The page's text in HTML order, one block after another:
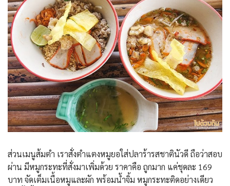
ส่วนเมนูส้มตำ เราสั่งตำแตงหมูยอใส่ปลาร้ารสชาตินัวดี ถือว่าสอบ
ผ่าน มีหมูกระทะที่สั่งมาเพิ่มด้วย ราคาคือ ถูกมาก แค่ชุดละ 169
บาท จัดเต็มเนื้อหมูและผัก พร้อมน้ำจิ้ม หมูกระทะติดอย่างเดียว